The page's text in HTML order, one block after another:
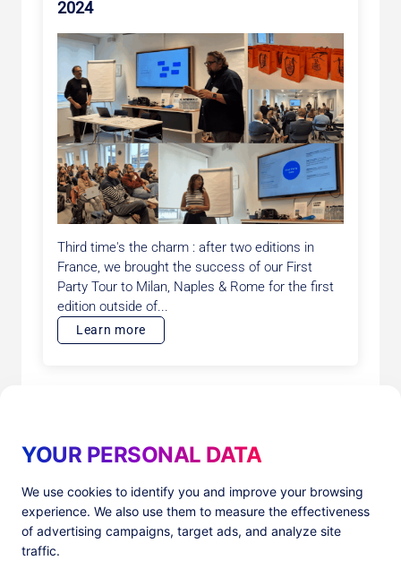
YOUR PERSONAL DATA
We use cookies to identify you and improve your browsing
experience. We also use them to measure the effectiveness
of advertising campaigns, target ads, and analyze site
traffic.
2024
Third time's the charm : after two editions in
France, we brought the success of our First
Party Tour to Milan, Naples & Rome for the first
edition outside of...
Learn more
Products
PlatformX Server-Side Tracking
Adloop Media Optimisation
Resources